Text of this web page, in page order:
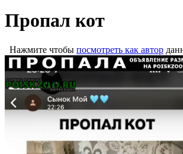
Пропал кот
Нажмите чтобы посмотреть как автор